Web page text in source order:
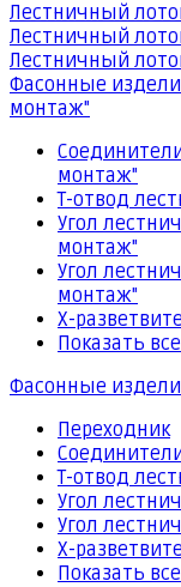
Лестничный
Лестничный
Лестничный
Фасонные
монтаж"
монтаж"
Т-отвод
Угол
монтаж"
Угол
монтаж"
Х-
Показать все
Фасонные
Переходник
Т-отвод
Угол
Угол
Х-
Показать все